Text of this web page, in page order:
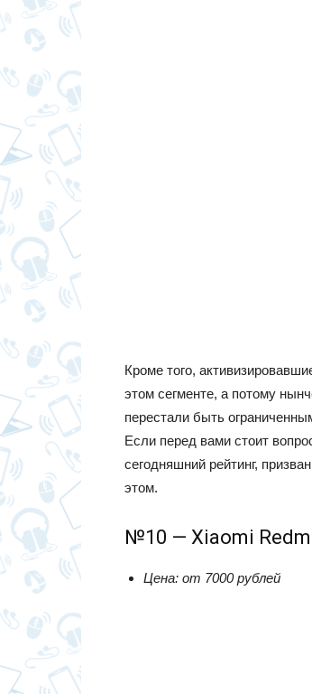
Кроме того,
этом сегменте, а потому
перестали быть
Если перед вами стоит
сегодняшний рейтинг,
этом.
№10 — Xiaomi
Цена: от 7000 рублей